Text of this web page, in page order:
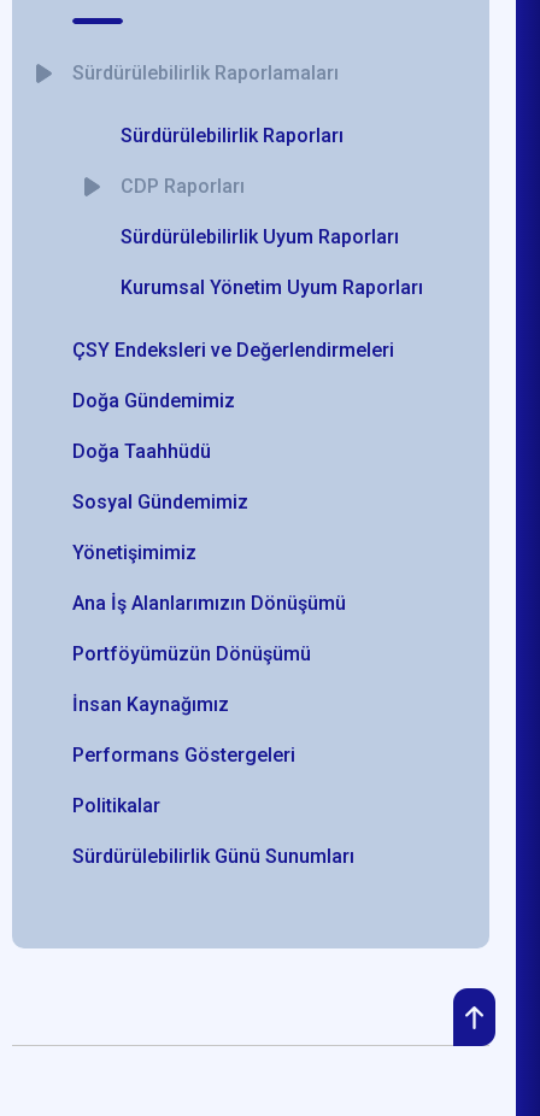
Sürdürülebilirlik Raporlamaları
Sürdürülebilirlik Raporları
CDP Raporları
Sürdürülebilirlik Uyum Raporları
Kurumsal Yönetim Uyum Raporları
ÇSY Endeksleri ve Değerlendirmeleri
Doğa Gündemimiz
Doğa Taahhüdü
Sosyal Gündemimiz
Yönetişimimiz
Ana İş Alanlarımızın Dönüşümü
Portföyümüzün Dönüşümü
İnsan Kaynağımız
Performans Göstergeleri
Politikalar
Sürdürülebilirlik Günü Sunumları